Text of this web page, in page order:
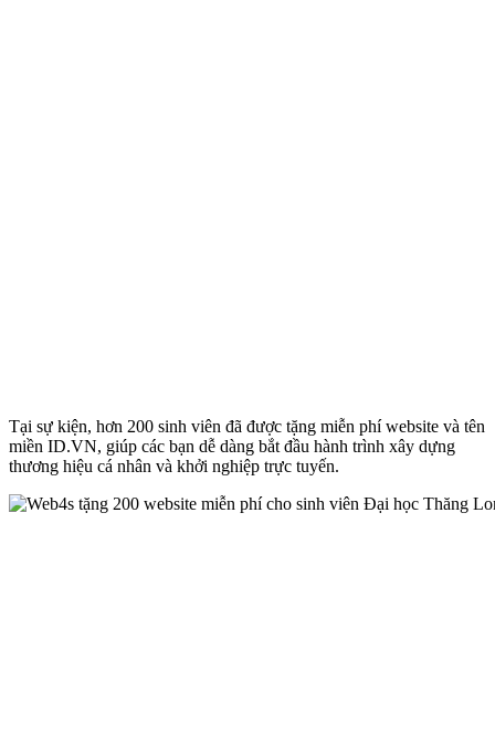
Tại sự kiện, hơn 200 sinh viên đã được tặng miễn phí website và tên
miền ID.VN, giúp các bạn dễ dàng bắt đầu hành trình xây dựng
thương hiệu cá nhân và khởi nghiệp trực tuyến.